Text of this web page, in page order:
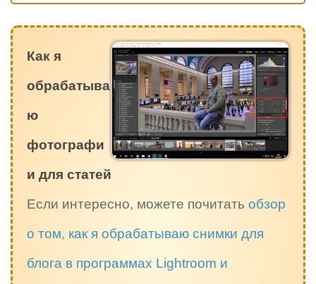
Как я
обрабатыва
ю
фотографи
и для статей
Если интересно, можете почитать обзор
о том, как я обрабатываю снимки для
блога в программах Lightroom и